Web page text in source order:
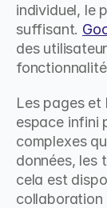
individuel, le
suffisant.
des
Les pages et
espace infini
complexes
données, les
cela est
collaboration